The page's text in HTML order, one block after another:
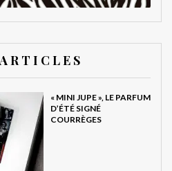
R T I C L E S
« MINI JUPE », LE PARFUM
D’ÉTÉ SIGNÉ
COURRÈGES